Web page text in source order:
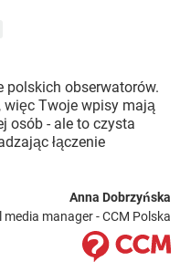
polskich obserwatorów.
więc Twoje wpisy mają
osób - ale to czysta
łączenie
Anna Dobrzyńska
manager - CCM Polska